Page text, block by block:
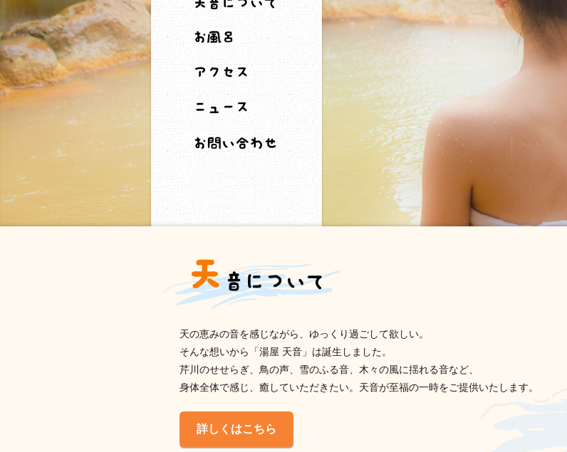
天の恵みの音を感じながら、ゆっくり過ごして欲しい。
そんな想いから「湯屋 天音」は誕生しました。
芹川のせせらぎ、鳥の声、雪のふる音、木々の風に揺れる音など、
身体全体で感じ、癒していただきたい。天音が至福の一時をご提供いたします。
詳しくはこちら